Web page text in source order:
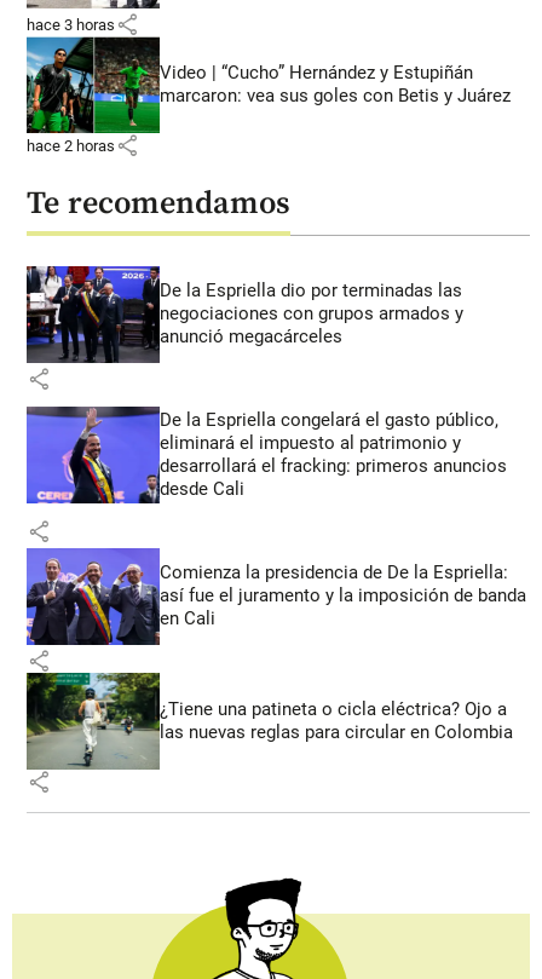
hace 3 horas share
Video | “Cucho” Hernández y Estupiñán
marcaron: vea sus goles con Betis y Juárez
hace 2 horas share
Te recomendamos
De la Espriella dio por terminadas las
negociaciones con grupos armados y
anunció megacárceles
share
De la Espriella congelará el gasto público,
eliminará el impuesto al patrimonio y
desarrollará el fracking: primeros anuncios
desde Cali
share
Comienza la presidencia de De la Espriella:
así fue el juramento y la imposición de banda
en Cali
share
¿Tiene una patineta o cicla eléctrica? Ojo a
las nuevas reglas para circular en Colombia
share